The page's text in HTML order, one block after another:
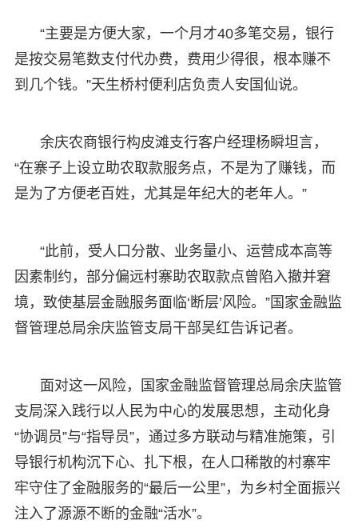
“主要是方便大家，一个月才40多笔交易，银行
是按交易笔数支付代办费，费用少得很，根本赚不
到几个钱。”天生桥村便利店负责人安国仙说。
余庆农商银行构皮滩支行客户经理杨瞬坦言，
“在寨子上设立助农取款服务点，不是为了赚钱，而
是为了方便老百姓，尤其是年纪大的老年人。”
“此前，受人口分散、业务量小、运营成本高等
因素制约，部分偏远村寨助农取款点曾陷入撤并窘
境，致使基层金融服务面临‘断层’风险。”国家金融监
督管理总局余庆监管支局干部吴红告诉记者。
面对这一风险，国家金融监督管理总局余庆监管
支局深入践行以人民为中心的发展思想，主动化身
“协调员”与“指导员”，通过多方联动与精准施策，引
导银行机构沉下心、扎下根，在人口稀散的村寨牢
牢守住了金融服务的“最后一公里”，为乡村全面振兴
注入了源源不断的金融“活水”。